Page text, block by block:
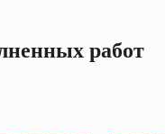
работ